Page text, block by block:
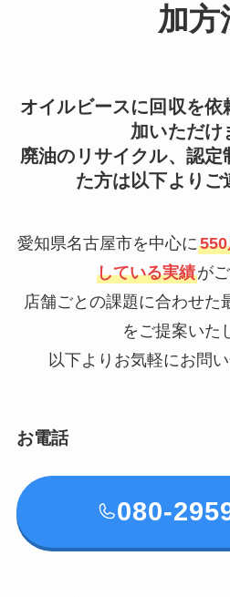
加方
オイルビースに回収を
加いただけ
廃油のリサイクル、認
た方は以下よりご
愛知県名古屋市を中心に
している実績が
店舗ごとの課題に合わせた
をご提案いた
以下よりお気軽にお問
お電話
080-